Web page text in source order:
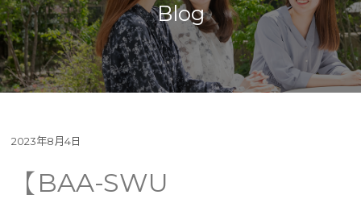
Blog
2023年8月4日
【BAA-SWU